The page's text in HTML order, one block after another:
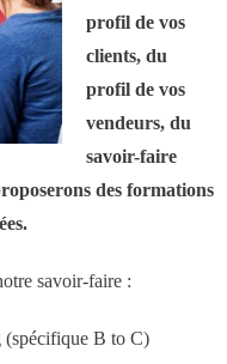
des outils
humaines
profil de vos
clients, du
profil de vos
vendeurs, du
savoir-faire
des formations
savoir-faire :
(spécifique B to C)